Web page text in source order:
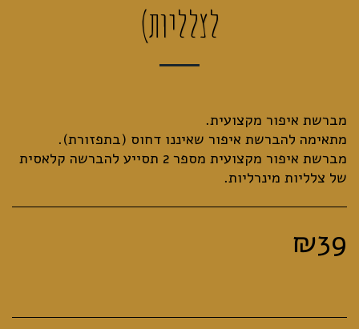
לצלליות)
מברשת איפור מקצועית מספר 2 תסייע להברשה קלאסית
של צלליות מינרליות.
₪39